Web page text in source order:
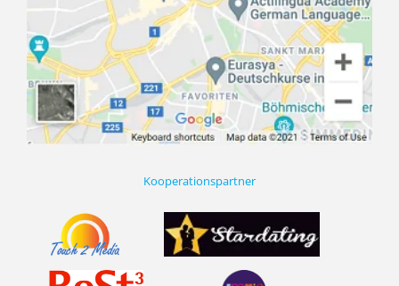
Kooperationspartner